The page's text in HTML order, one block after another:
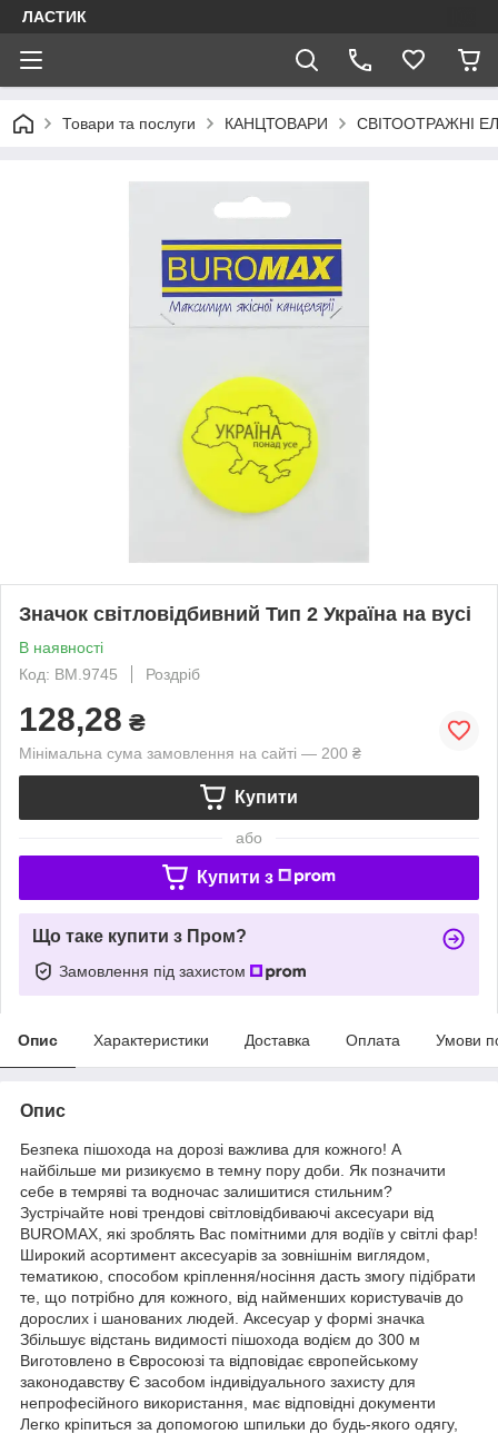
ЛАСТИК
Товари та послуги КАНЦТОВАРИ СВІТООТРАЖНІ
Значок світловідбивний Тип 2 Україна на вусі
В наявності
Код: BM.9745
Роздріб
128,28 ₴
Мінімальна сума замовлення на сайті — 200 ₴
Купити
або
Купити з
Що таке купити з Пром?
Замовлення під захистом
Опис Характеристики Доставка Оплата Умови
Опис
Безпека пішохода на дорозі важлива для кожного! А
найбільше ми ризикуємо в темну пору доби. Як позначити
себе в темряві та водночас залишитися стильним?
Зустрічайте нові трендові світловідбиваючі аксесуари від
BUROMAX, які зроблять Вас помітними для водіїв у світлі фар!
Широкий асортимент аксесуарів за зовнішнім виглядом,
тематикою, способом кріплення/носіння дасть змогу підібрати
те, що потрібно для кожного, від найменших користувачів до
дорослих і шанованих людей. Аксесуар у формі значка
Збільшує відстань видимості пішохода водієм до 300 м
Виготовлено в Євросоюзі та відповідає європейському
законодавству Є засобом індивідуального захисту для
непрофесійного використання, має відповідні документи
Легко кріпиться за допомогою шпильки до будь-якого одягу,